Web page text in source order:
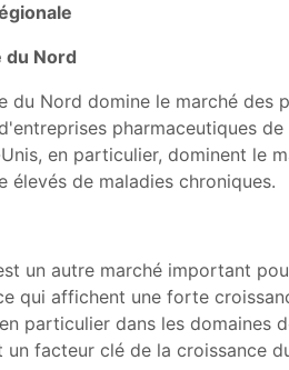
du Nord
du Nord domine le marché des
pharmaceutiques
en particulier, dominent le
élevés de maladies chroniques.
un autre marché important
qui affichent une forte
particulier dans les domaines
un facteur clé de la croissance